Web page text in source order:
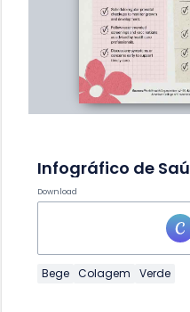
Download
Bege Colagem Verde